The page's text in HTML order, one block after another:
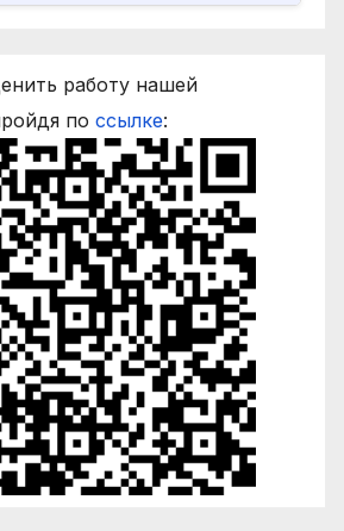
работу нашей
по ссылке: